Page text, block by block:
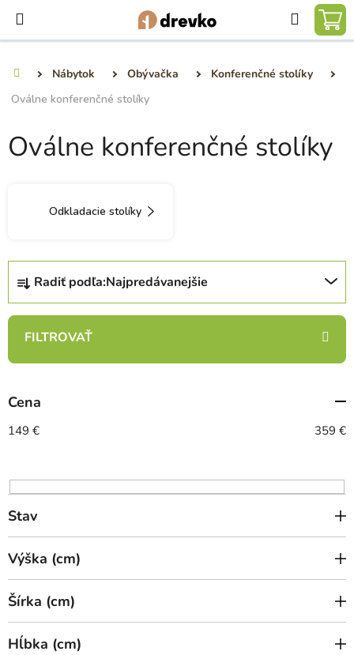
obsah
Hľadať
Nábytok Obývačka
Konferenčné stolíky
Oválne konferenčné stolíky
Oválne konferenčné stolíky
Odkladacie stolíky
R
d
n
e
p
r
d
u
k
t
o
v
Radiť podľa:Najpredávanejšie
Cena
149 € 359 €
Stav
Výška (cm)
Šírka (cm)
Hĺbka (cm)